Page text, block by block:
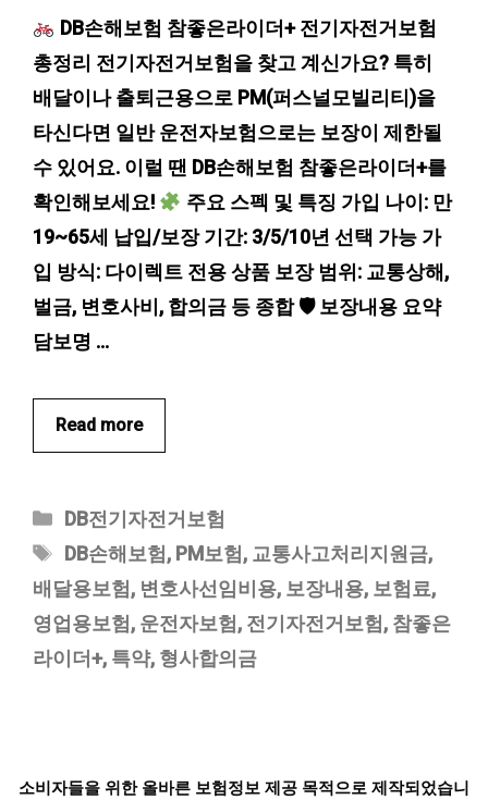
DB손해보험 참좋은라이더+ 전기자전거보험
총정리 전기자전거보험을 찾고 계신가요? 특히
배달이나 출퇴근용으로 PM(퍼스널모빌리티)을
타신다면 일반 운전자보험으로는 보장이 제한될
수 있어요. 이럴 땐 DB손해보험 참좋은라이더+를
확인해보세요!
주요 스펙 및 특징 가입 나이: 만
19~65세 납입/보장 기간: 3/5/10년 선택 가능 가
입 방식: 다이렉트 전용 상품 보장 범위: 교통상해,
벌금, 변호사비, 합의금 등 종합 🛡 보장내용 요약
담보명 …
Read more
카
테
고
리
DB전기자전거보험
태
그
DB손해보험 , PM보험 , 교통사고처리지원금,
배달용보험 , 변호사선임비용, 보장내용, 보험료,
영업용보험 , 운전자보험 , 전기자전거보험 , 참좋은
라이더+, 특약, 형사합의금
소비자들을 위한 올바른 보험정보 제공 목적으로 제작되었습니